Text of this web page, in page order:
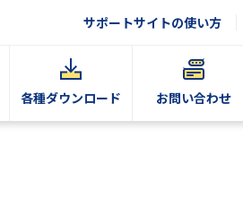
サポートサイトの使い方
各種ダウンロード お問い合わせ